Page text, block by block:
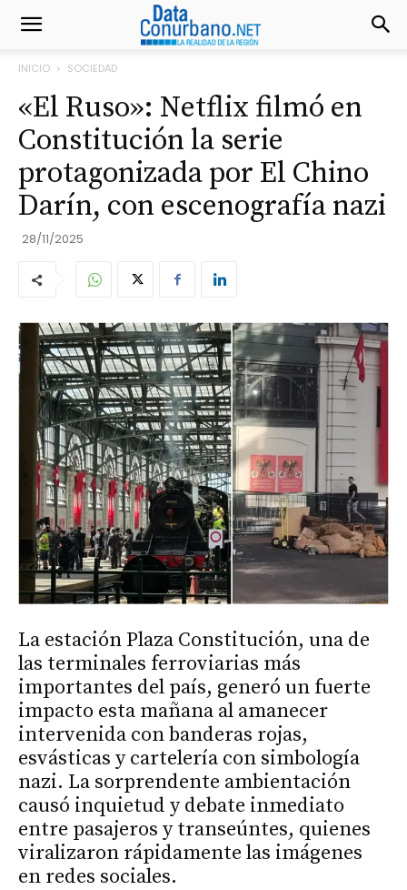
INICIO SOCIEDAD
«El Ruso»: Netflix filmó en
Constitución la serie
protagonizada por El Chino
Darín, con escenografía nazi
28/11/2025
La estación Plaza Constitución, una de
las terminales ferroviarias más
importantes del país, generó un fuerte
impacto esta mañana al amanecer
intervenida con banderas rojas,
esvásticas y cartelería con simbología
nazi. La sorprendente ambientación
causó inquietud y debate inmediato
entre pasajeros y transeúntes, quienes
viralizaron rápidamente las imágenes
en redes sociales.